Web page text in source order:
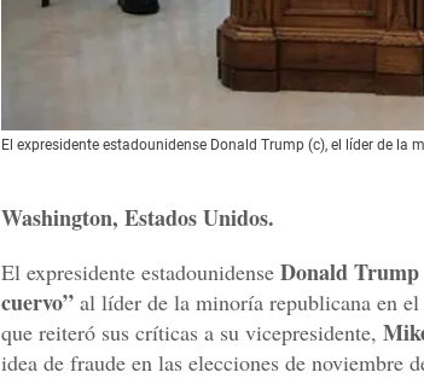
El expresidente estadounidense Donald Trump (c), el líder de la
Washington, Estados Unidos.
El expresidente estadounidense Donald Trump
cuervo” al líder de la minoría republicana en el
que reiteró sus críticas a su vicepresidente,
idea de fraude en las elecciones de noviembre